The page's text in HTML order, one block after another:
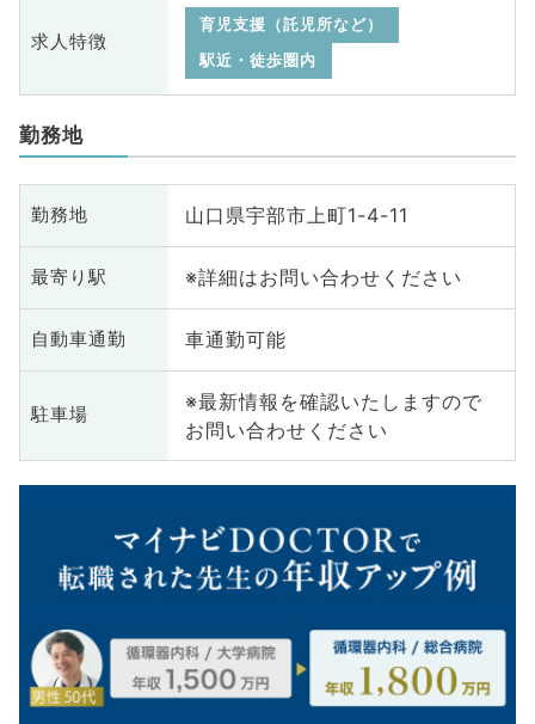
求人特徴
育児支援（託児所など）
駅近・徒歩圏内
勤務地
勤務地 山口県宇部市上町1-4-11
最寄り駅 ※詳細はお問い合わせください
自動車通勤 車通勤可能
駐車場
※最新情報を確認いたしますので
お問い合わせください